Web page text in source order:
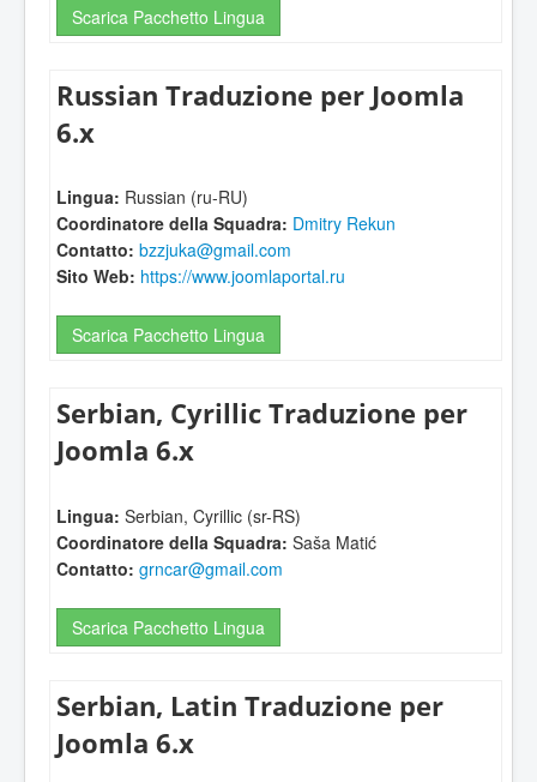
Scarica Pacchetto Lingua
Russian Traduzione per Joomla
6.x
Lingua: Russian (ru-RU)
Coordinatore della Squadra: Dmitry Rekun
Contatto: bzzjuka@gmail.com
Sito Web: https://www.joomlaportal.ru
Scarica Pacchetto Lingua
Serbian, Cyrillic Traduzione per
Joomla 6.x
Lingua: Serbian, Cyrillic (sr-RS)
Coordinatore della Squadra: Saša Matić
Contatto: grncar@gmail.com
Scarica Pacchetto Lingua
Serbian, Latin Traduzione per
Joomla 6.x